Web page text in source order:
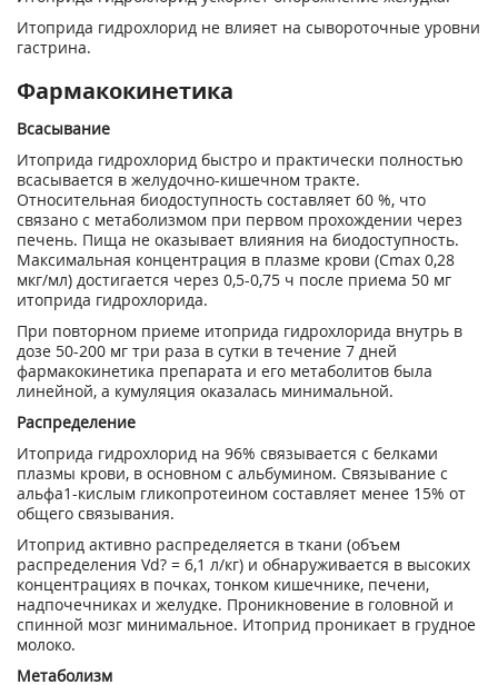
Итоприда гидрохлорид не влияет на сывороточные уровни
гастрина.
Фармакокинетика
Всасывание
Итоприда гидрохлорид быстро и практически полностью
всасывается в желудочно-кишечном тракте.
Относительная биодоступность составляет 60 %, что
связано с метаболизмом при первом прохождении через
печень. Пища не оказывает влияния на биодоступность.
Максимальная концентрация в плазме крови (Сmах 0,28
мкг/мл) достигается через 0,5-0,75 ч после приема 50 мг
итоприда гидрохлорида.
При повторном приеме итоприда гидрохлорида внутрь в
дозе 50-200 мг три раза в сутки в течение 7 дней
фармакокинетика препарата и его метаболитов была
линейной, а кумуляция оказалась минимальной.
Распределение
Итоприда гидрохлорид на 96% связывается с белками
плазмы крови, в основном с альбумином. Связывание с
альфа1-кислым гликопротеином составляет менее 15% от
общего связывания.
Итоприд активно распределяется в ткани (объем
распределения Vd? = 6,1 л/кг) и обнаруживается в высоких
концентрациях в почках, тонком кишечнике, печени,
надпочечниках и желудке. Проникновение в головной и
спинной мозг минимальное. Итоприд проникает в грудное
молоко.
Метаболизм